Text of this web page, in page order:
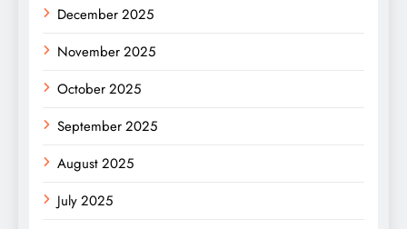
December 2025
November 2025
October 2025
September 2025
August 2025
July 2025